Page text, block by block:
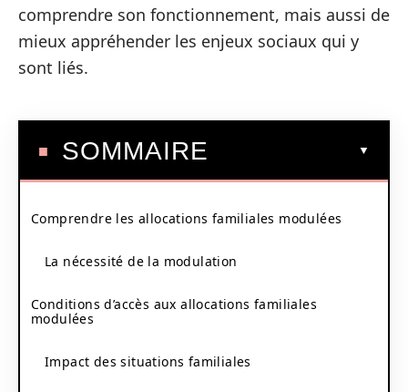
comprendre son fonctionnement, mais aussi de
mieux appréhender les enjeux sociaux qui y
sont liés.
SOMMAIRE
Comprendre les allocations familiales modulées
La nécessité de la modulation
Conditions d’accès aux allocations familiales
modulées
Impact des situations familiales